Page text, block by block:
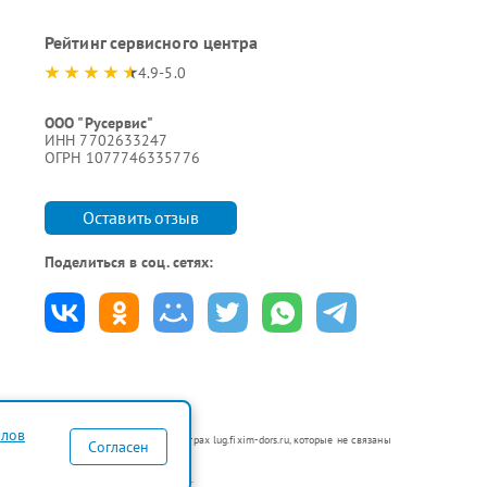
Рейтинг сервисного центра
4.9-5.0
ООО "Русервис"
ИНН 7702633247
ОГРН 1077746335776
Оставить отзыв
Поделиться в соц. сетях:
в неавторизованных сервисных центрах lug.fixim-dors.ru, которые не связаны
ремонту техники указанных брендов.
Согласен